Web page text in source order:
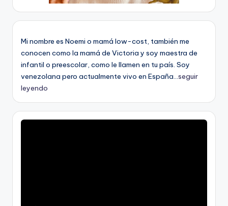
Mi nombre es Noemi o mamá low-cost, también me
conocen como la mamá de Victoria y soy maestra de
infantil o preescolar, como le llamen en tu país. Soy
venezolana pero actualmente vivo en España...seguir
leyendo